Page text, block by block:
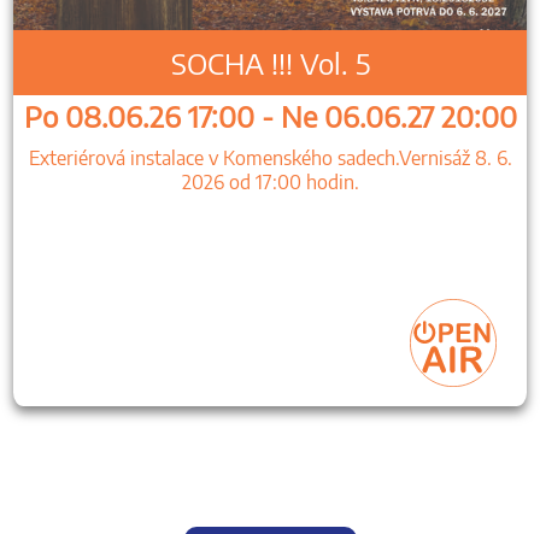
SOCHA !!! Vol. 5
Po 08.06.26 17:00 - Ne 06.06.27 20:00
Exteriérová instalace v Komenského sadech.Vernisáž 8. 6.
2026 od 17:00 hodin.